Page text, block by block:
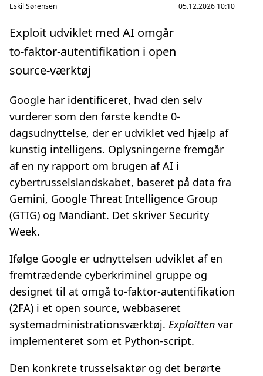
Eskil Sørensen 05.12.2026 10:10
Exploit udviklet med AI omgår
to‑faktor‑autentifikation i open
source‑værktøj
Google har identificeret, hvad den selv
vurderer som den første kendte 0-
dagsudnyttelse, der er udviklet ved hjælp af
kunstig intelligens. Oplysningerne fremgår
af en ny rapport om brugen af AI i
cybertrusselslandskabet, baseret på data fra
Gemini, Google Threat Intelligence Group
(GTIG) og Mandiant. Det skriver Security
Week.
Ifølge Google er udnyttelsen udviklet af en
fremtrædende cyberkriminel gruppe og
designet til at omgå to‑faktor‑autentifikation
(2FA) i et open source, webbaseret
systemadministrationsværktøj. Exploitten var
implementeret som et Python‑script.
Den konkrete trusselsaktør og det berørte